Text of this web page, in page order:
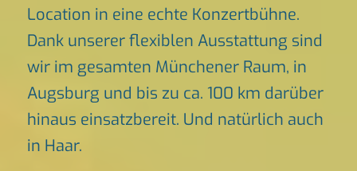
Location in eine echte Konzertbühne.
Dank unserer flexiblen Ausstattung sind
wir im gesamten Münchener Raum, in
Augsburg und bis zu ca. 100 km darüber
hinaus einsatzbereit. Und natürlich auch
in Haar.